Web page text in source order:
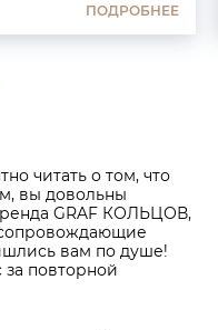
ПОДРОБНЕЕ
читать о том, что
вы довольны
GRAF КОЛЬЦОВ,
сопровождающие
вам по душе!
повторной